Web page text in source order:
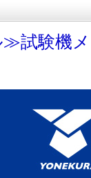
試験機メ